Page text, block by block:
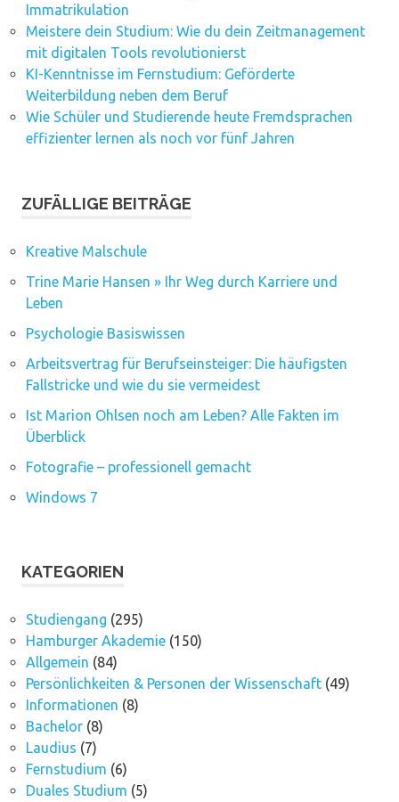
Immatrikulation
Meistere dein Studium: Wie du dein Zeitmanagement
mit digitalen Tools revolutionierst
KI-Kenntnisse im Fernstudium: Geförderte
Weiterbildung neben dem Beruf
Wie Schüler und Studierende heute Fremdsprachen
effizienter lernen als noch vor fünf Jahren
ZUFÄLLIGE BEITRÄGE
Kreative Malschule
Trine Marie Hansen » Ihr Weg durch Karriere und
Leben
Psychologie Basiswissen
Arbeitsvertrag für Berufseinsteiger: Die häufigsten
Fallstricke und wie du sie vermeidest
Ist Marion Ohlsen noch am Leben? Alle Fakten im
Überblick
Fotografie – professionell gemacht
Windows 7
KATEGORIEN
Studiengang (295)
Hamburger Akademie(150)
Allgemein (84)
Persönlichkeiten & Personen der Wissenschaft(49)
Informationen (8)
Bachelor(8)
Laudius (7)
Fernstudium (6)
Duales Studium (5)